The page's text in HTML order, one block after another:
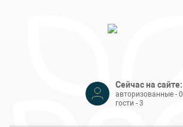
Сейчас на сайте:
авторизованные - 0
гости - 3